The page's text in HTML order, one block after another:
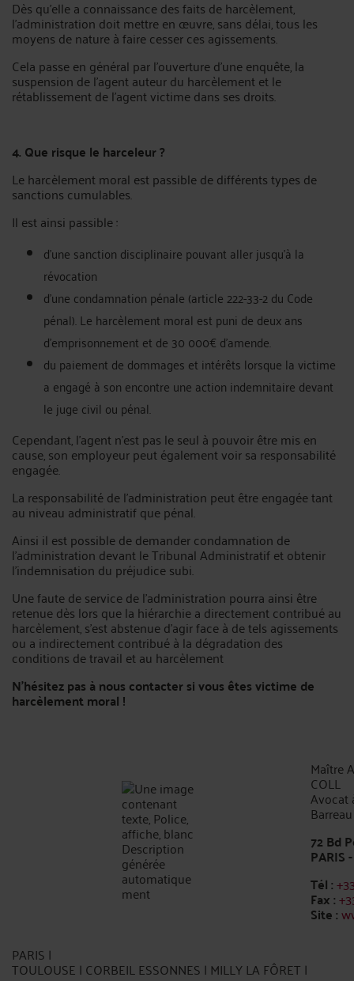
Dès qu'elle a connaissance des faits de harcèlement,
l’administration doit mettre en œuvre, sans délai, tous les
moyens de nature à faire cesser ces agissements.
Cela passe en général par l’ouverture d’une enquête, la
suspension de l’agent auteur du harcèlement et le
rétablissement de l’agent victime dans ses droits.
4. Que risque le harceleur ?
Le harcèlement moral est passible de différents types de
sanctions cumulables.
Il est ainsi passible :
d’une sanction disciplinaire pouvant aller jusqu'à la
révocation
d’une condamnation pénale (article 222-33-2 du Code
pénal). Le harcèlement moral est puni de deux ans
d’emprisonnement et de 30 000€ d’amende.
du paiement de dommages et intérêts lorsque la victime
a engagé à son encontre une action indemnitaire devant
le juge civil ou pénal.
Cependant, l’agent n’est pas le seul à pouvoir être mis en
cause, son employeur peut également voir sa responsabilité
engagée.
La responsabilité de l’administration peut être engagée tant
au niveau administratif que pénal.
Ainsi il est possible de demander condamnation de
l’administration devant le Tribunal Administratif et obtenir
l’indemnisation du préjudice subi.
Une faute de service de l’administration pourra ainsi être
retenue dès lors que la hiérarchie a directement contribué au
harcèlement, s’est abstenue d’agir face à de tels agissements
ou a indirectement contribué à la dégradation des
conditions de travail et au harcèlement
N’hésitez pas à nous contacter si vous êtes victime de
harcèlement moral !
Maître
COLL
Avocat
72 Bd
PARIS
Tél :
Fax :
Site :
PARIS |
TOULOUSE | CORBEIL ESSONNES | MILLY LA FÔRET |